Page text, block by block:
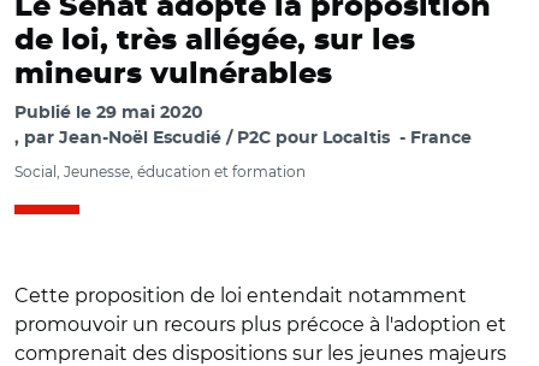
Le Sénat adopte la proposition
de loi, très allégée, sur les
mineurs vulnérables
Publié le 29 mai 2020
par Jean-Noël Escudié / P2C pour Localtis France
Social, Jeunesse, éducation et formation
Cette proposition de loi entendait notamment
promouvoir un recours plus précoce à l'adoption et
comprenait des dispositions sur les jeunes majeurs